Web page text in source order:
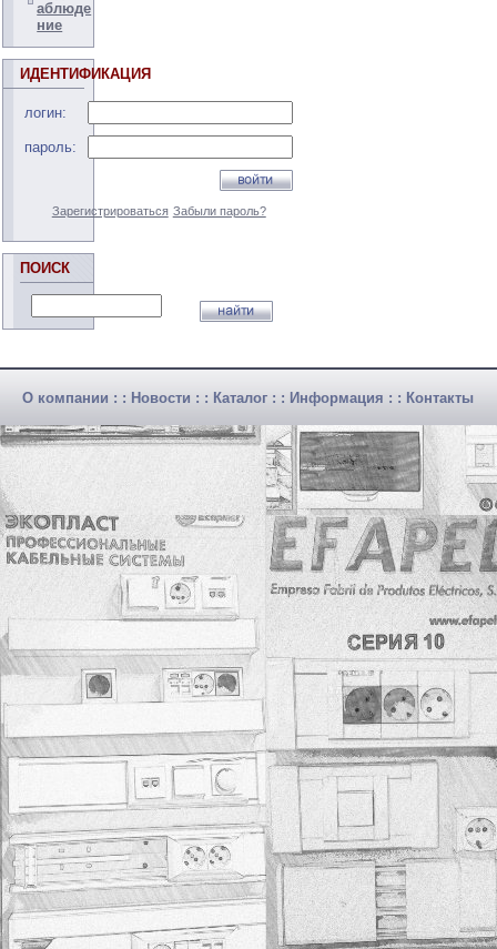
аблюде
ние
ИДЕНТИФИКАЦИЯ
логин:
пароль:
Зарегистрироваться Забыли пароль?
ПОИСК
О компании : : Новости : : Каталог : : Информация : : Контакты